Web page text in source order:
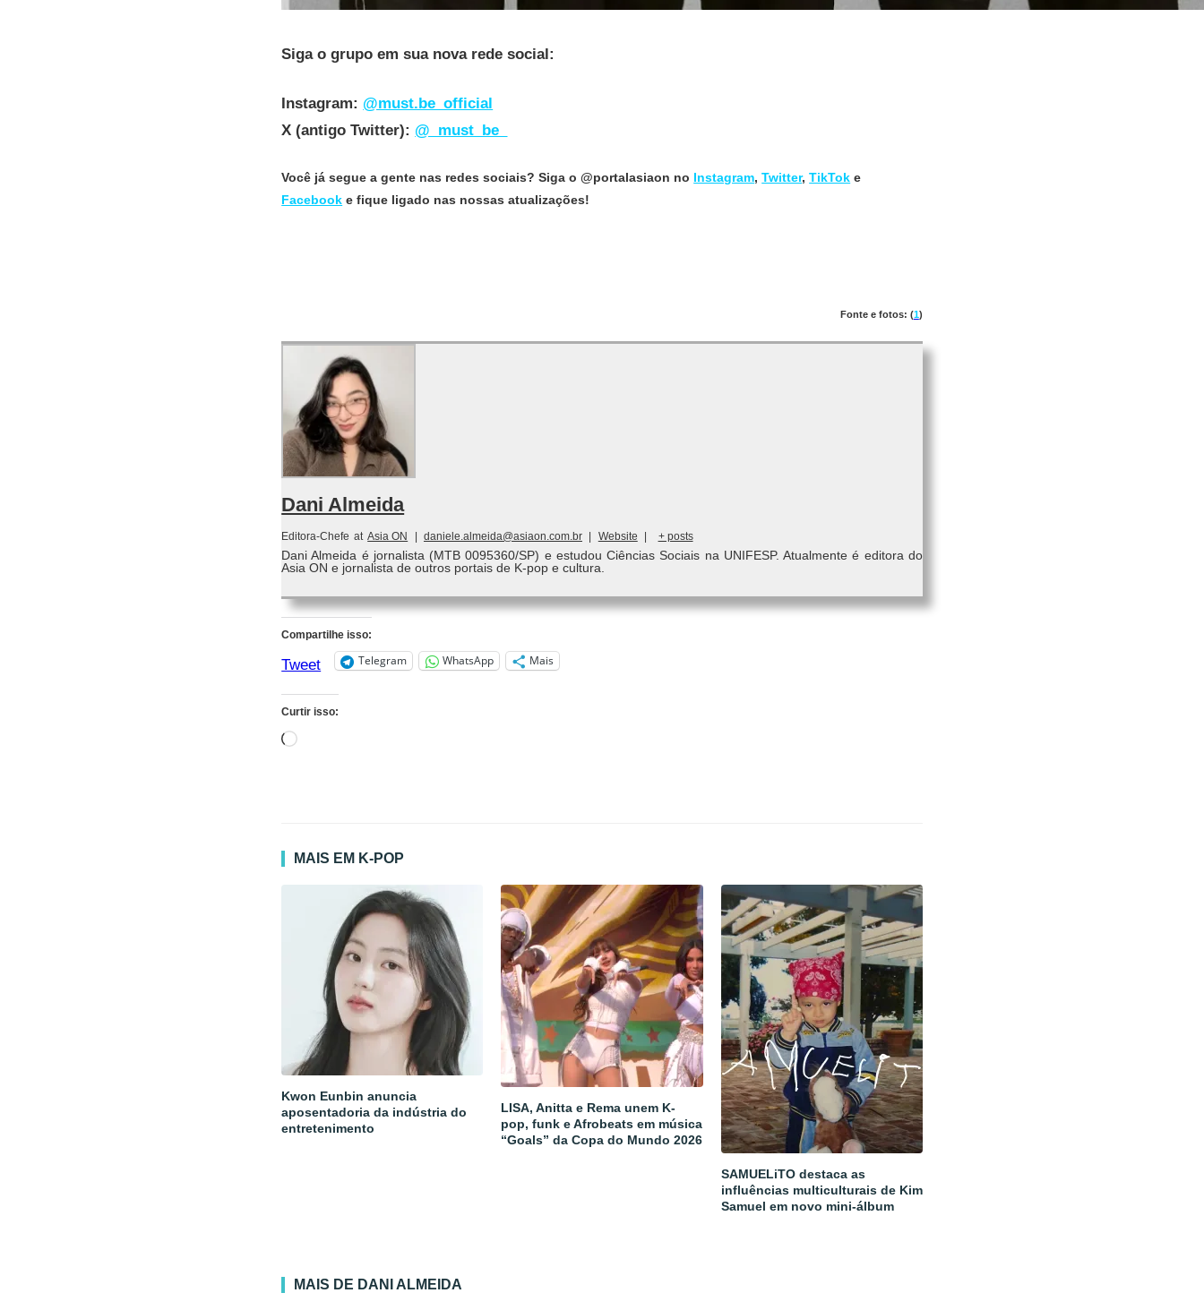
Siga o grupo em sua nova rede social:
Instagram: @must.be_official
X (antigo Twitter): @_must_be_
Você já segue a gente nas redes sociais? Siga o @portalasiaon no Instagram,Twitter, TikTok e
Facebook e fique ligado nas nossas atualizações!
Fonte e fotos: (1)
Dani Almeida
Editora-Chefe at Asia ON | daniele.almeida@asiaon.com.br | Website | + posts
Dani Almeida é jornalista (MTB 0095360/SP) e estudou Ciências Sociais na UNIFESP. Atualmente é editora do
Asia ON e jornalista de outros portais de K-pop e cultura.
Compartilhe isso:
Tweet Telegram WhatsApp Mais
Curtir isso:
Carregando...
MAIS EM K-POP
Kwon Eunbin anuncia
aposentadoria da indústria do
entretenimento
LISA, Anitta e Rema unem K-
pop, funk e Afrobeats em música
“Goals” da Copa do Mundo 2026
SAMUELiTO destaca as
influências multiculturais de Kim
Samuel em novo mini-álbum
MAIS DE DANI ALMEIDA